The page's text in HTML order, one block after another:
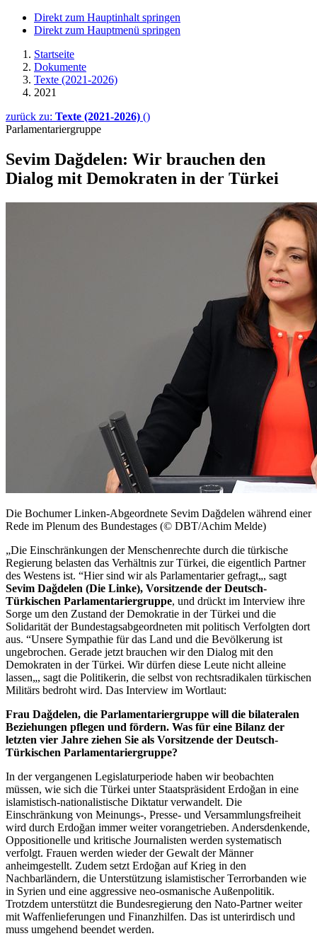
Direkt zum Hauptinhalt springen
Direkt zum Hauptmenü springen
Startseite
Dokumente
Texte (2021-2026)
2021
zurück zu: Texte (2021-2026) ()
Parlamentariergruppe
Sevim Dağdelen: Wir brau­chen den
Dialog mit Demokraten in der Türkei
Die Bochumer Linken-Abgeordnete Sevim Dağdelen während einer
Rede im Plenum des Bundestages (© DBT/Achim Melde)
„Die Einschränkungen der Menschenrechte durch die türkische
Regierung belasten das Verhältnis zur Türkei, die eigentlich Partner
des Westens ist. “Hier sind wir als Parlamentarier gefragt„, sagt
Sevim Dağdelen (Die Linke), Vorsitzende der Deutsch-
Türkischen Parlamentariergruppe, und drückt im Interview ihre
Sorge um den Zustand der Demokratie in der Türkei und die
Solidarität der Bundestagsabgeordneten mit politisch Verfolgten dort
aus. “Unsere Sympathie für das Land und die Bevölkerung ist
ungebrochen. Gerade jetzt brauchen wir den Dialog mit den
Demokraten in der Türkei. Wir dürfen diese Leute nicht alleine
lassen„, sagt die Politikerin, die selbst von rechtsradikalen türkischen
Militärs bedroht wird. Das Interview im Wortlaut:
Frau Dağdelen, die Parlamentariergruppe will die bilateralen
Beziehungen pflegen und fördern. Was für eine Bilanz der
letzten vier Jahre ziehen Sie als Vorsitzende der Deutsch-
Türkischen Parlamentariergruppe?
In der vergangenen Legislaturperiode haben wir beobachten
müssen, wie sich die Türkei unter Staatspräsident Erdoğan in eine
islamistisch-nationalistische Diktatur verwandelt. Die
Einschränkung von Meinungs-, Presse- und Versammlungsfreiheit
wird durch Erdoğan immer weiter vorangetrieben. Andersdenkende,
Oppositionelle und kritische Journalisten werden systematisch
verfolgt. Frauen werden wieder der Gewalt der Männer
anheimgestellt. Zudem setzt Erdoğan auf Krieg in den
Nachbarländern, die Unterstützung islamistischer Terrorbanden wie
in Syrien und eine aggressive neo-osmanische Außenpolitik.
Trotzdem unterstützt die Bundesregierung den Nato-Partner weiter
mit Waffenlieferungen und Finanzhilfen. Das ist unterirdisch und
muss umgehend beendet werden.